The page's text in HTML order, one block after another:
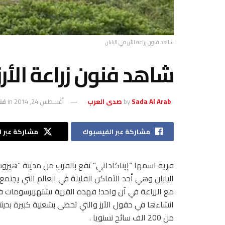
شاهد فنون زراعة الأرز في اليابان
شاهد فنون زراعة
bySada Al Arab صدى العرب أغسطس 24, 2014 in
مشاركة عبر الفيسبوك مشاركة عبر
قرية اسمها “إيناكاداتي” تقع بالقرب من مدينة
اليابان وهي أحد الأماكن القليلة في العالم التي
مع الزراعة في آن واحد! فهذه القرية تشتهربرسومات
انشاءها في حقول الأرز والتي تحظى بشعبية كبيرة
من 200 الف سائح نسنويا .